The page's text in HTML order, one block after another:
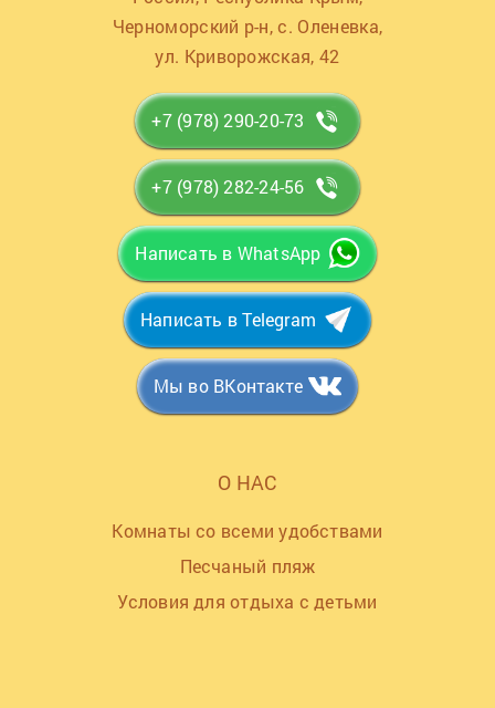
Черноморский р-н, с. Оленевка,
ул. Криворожская, 42
+7 (978) 290-20-73
+7 (978) 282-24-56
Написать в WhatsApp
Написать в Telegram
Мы во ВКонтакте
О НАС
Комнаты со всеми удобствами
Песчаный пляж
Условия для отдыха с детьми